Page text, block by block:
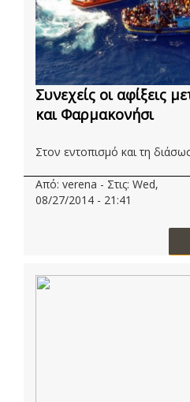
Συνεχείς οι αφίξεις
και Φαρμακονήσι
Στον εντοπισμό και τη
Από: verena - Στις: Wed,
08/27/2014 - 21:41